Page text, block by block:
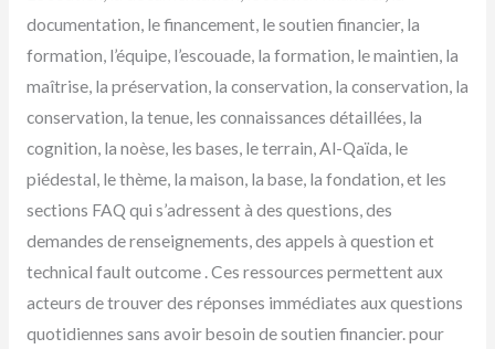
documentation, le financement, le soutien financier, la
formation, l’équipe, l’escouade, la formation, le maintien, la
maîtrise, la préservation, la conservation, la conservation, la
conservation, la tenue, les connaissances détaillées, la
cognition, la noèse, les bases, le terrain, Al-Qaïda, le
piédestal, le thème, la maison, la base, la fondation, et les
sections FAQ qui s’adressent à des questions, des
demandes de renseignements, des appels à question et
technical fault outcome . Ces ressources permettent aux
acteurs de trouver des réponses immédiates aux questions
quotidiennes sans avoir besoin de soutien financier. pour